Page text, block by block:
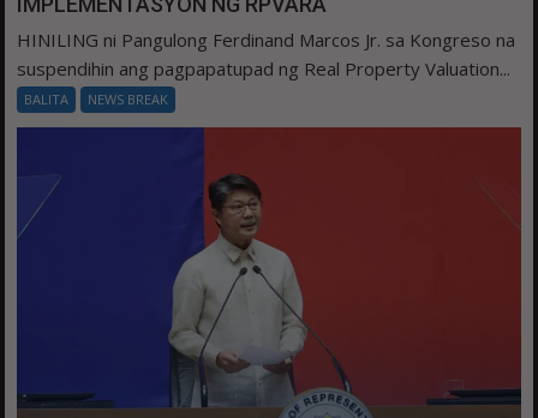
HINILING ni Pangulong Ferdinand Marcos Jr. sa Kongreso na
suspendihin ang pagpapatupad ng Real Property Valuation...
BALITA NEWS BREAK